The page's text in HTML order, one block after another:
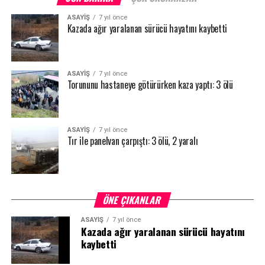
pazarlıkların oluşturulduğu bir seçim süreci bizi bekliyor.
Günümüzün ana muhalefet partisi ve onların birlikte hareket
ettiği terör örgütünün güdümündeki yapıların bir masa
etrafında oturduğunu görüyoruz. Belki bugüne kadar birçok
önemli seçim yaşadık ama geldiğimiz noktada Türkiye
Cumhuriyeti tarihinde hiç görülmemiş senaryoların yazıldığı
birbirinden farklı tuzakların kurulduğu bir dönemdeyiz. Bize
karşı yapılan oyunları bozmak için yerel seçimlerde var
gücümüzle çalışacağız” ifadelerini kullandı.
ASAYİŞ 7 yıl önce
Kazada ağır yaralanan sürücü hayatını kaybetti
ASAYİŞ 7 yıl önce
Torununu hastaneye götürürken kaza yaptı: 3 ölü
ASAYİŞ 7 yıl önce
Tır ile panelvan çarpıştı: 3 ölü, 2 yaralı
ÖNE ÇIKANLAR
ASAYİŞ 7 yıl önce
Kazada ağır yaralanan sürücü hayatını
kaybetti